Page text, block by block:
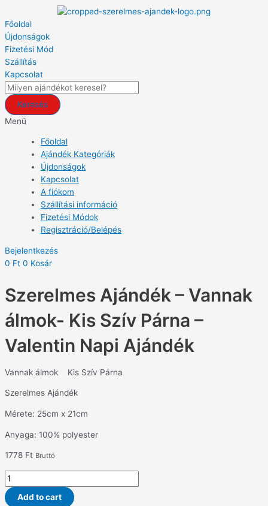
content
Főoldal
Újdonságok
Fizetési Mód
Szállítás
Kapcsolat
Keresés
Menü
Főoldal
Ajándék Kategóriák
Újdonságok
Kapcsolat
A fiókom
Szállítási információ
Fizetési Módok
Regisztráció/Belépés
Bejelentkezés
0 Ft 0 Kosár
Szerelmes Ajándék – Vannak
álmok- Kis Szív Párna –
Valentin Napi Ajándék
Vannak álmok Kis Szív Párna
Szerelmes Ajándék
Mérete: 25cm x 21cm
Anyaga: 100% polyester
1778 Ft Bruttó
-
Vannak
álmok-
Kis
Szív
Párna
-
Valentin
Ajándék
quantity
Add to cart